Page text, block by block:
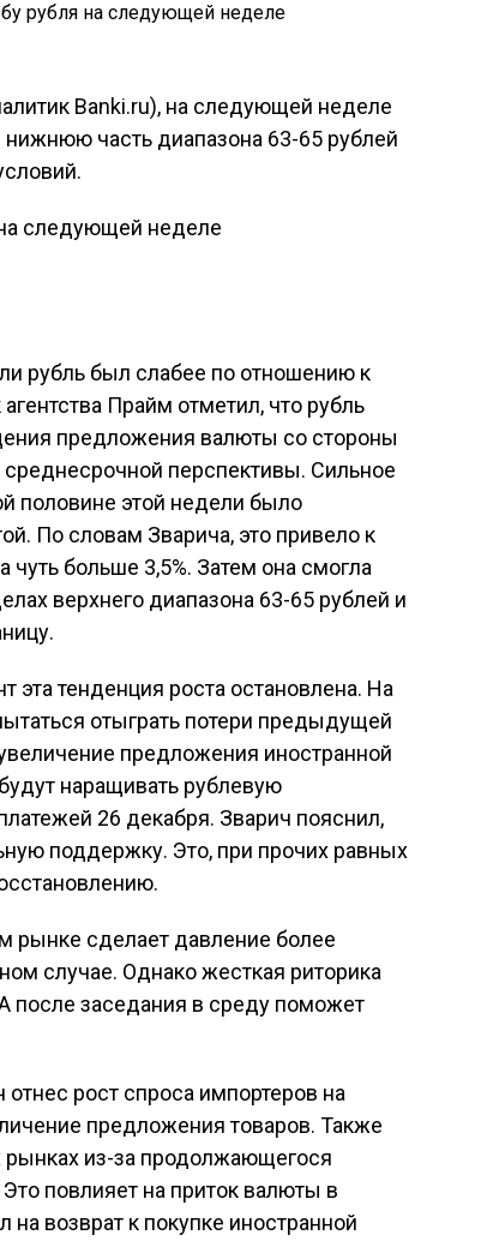
Banki.ru), на следующей неделе
часть диапазона 63-65 рублей
рубль был слабее по отношению к
Прайм отметил, что рубль
предложения валюты со стороны
среднесрочной перспективы. Сильное
половине этой недели было
По словам Зварича, это привело к
чуть больше 3,5%. Затем она смогла
верхнего диапазона 63-65 рублей и
эта тенденция роста остановлена. На
отыграть потери предыдущей
предложения иностранной
наращивать рублевую
26 декабря. Зварич пояснил,
поддержку. Это, при прочих равных
рынке сделает давление более
случае. Однако жесткая риторика
заседания в среду поможет
рост спроса импортеров на
предложения товаров. Также
из-за продолжающегося
повлияет на приток валюты в
на возврат к покупке иностранной